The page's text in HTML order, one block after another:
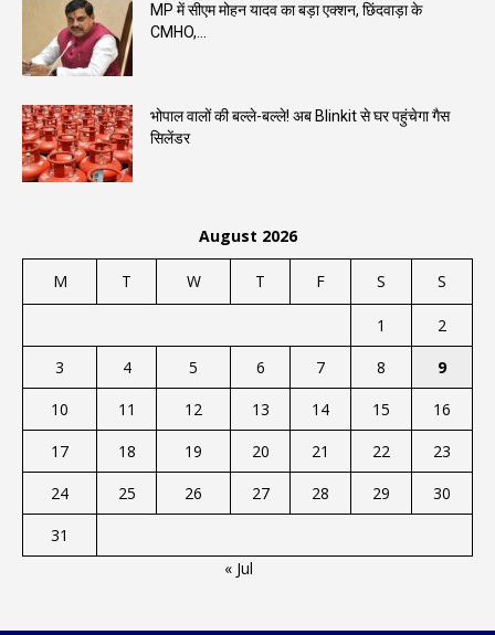
MP में सीएम मोहन यादव का बड़ा एक्शन, छिंदवाड़ा के
CMHO,...
भोपाल वालों की बल्ले-बल्ले! अब Blinkit से घर पहुंचेगा गैस
सिलेंडर
August 2026
M T W T F S S
1
2
3
4 5 6 7 8
9
10
11 12 13 14 15
16
17
18 19 20 21 22
23
24
25 26 27 28 29
30
31
« Jul